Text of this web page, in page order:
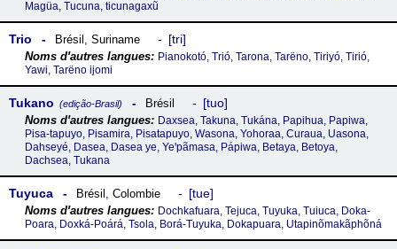
Magüa, Tucuna, ticunagaxũ
Trio Brésil , Suriname tri
Pianokotó, Trió, Tarona, Tarëno, Tiriyó, Tirió,
Yawi, Tarëno ijomi
Tukano (edição-Brasil) Brésil tuo
Daxsea, Takuna, Tukána, Papihua, Papiwa,
Pisa-tapuyo, Pisamira, Pisatapuyo, Wasona, Yohoraa, Curaua, Uasona,
Dahseyé, Dasea, Dasea ye, Yeꞌpãmasa, Pápiwa, Betaya, Betoya,
Dachsea, Tukana
Tuyuca Brésil , Colombie tue
Dochkafuara, Tejuca, Tuyuka, Tuiuca, Doka-
Poara, Doxká-Poárá, Tsola, Borá-Tuyuka, Dokapuara, Utapinõmakãphõná